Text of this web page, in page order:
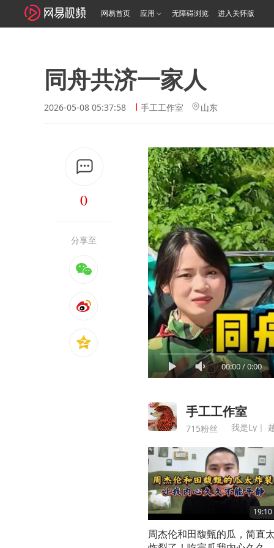
网易首页 应用 无障碍浏览 进入关怀版
同舟共济一家人
2026-05-08 05:37:58 手工工作室 山东
0
分享至
00:00/0:00
手工工作室
715粉丝 我是Ly｜
19:10
周杰伦和田馥甄的瓜，简直